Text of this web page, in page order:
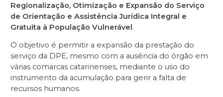
Regionalização, Otimização e Expansão do Serviço
de Orientação e Assistência Jurídica Integral e
Gratuita à População Vulnerável.
O objetivo é permitir a expansão da prestação do
serviço da DPE, mesmo com a ausência do órgão em
várias comarcas catarinenses, mediante o uso do
instrumento da acumulação para gerir a falta de
recursos humanos.